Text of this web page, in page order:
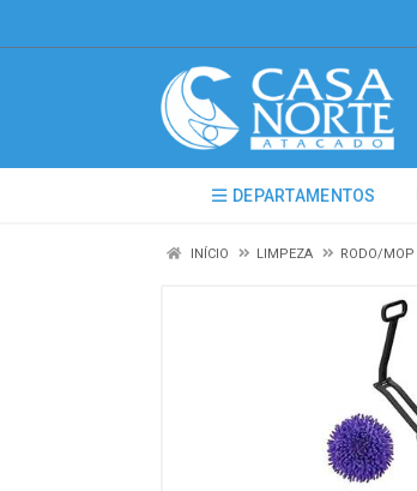
DEPARTAMENTOS
INÍCIO LIMPEZA RODO/MOP